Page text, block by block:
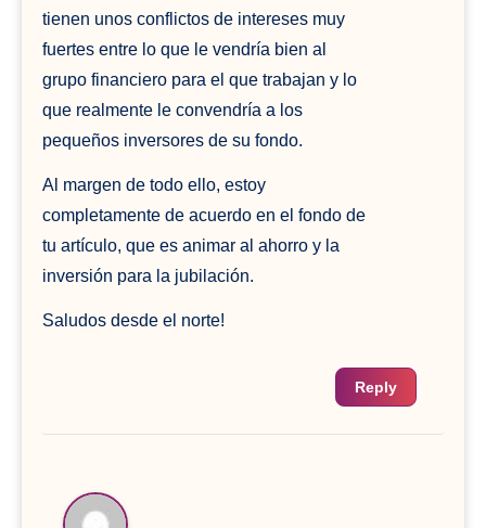
tienen unos conflictos de intereses muy
fuertes entre lo que le vendría bien al
grupo financiero para el que trabajan y lo
que realmente le convendría a los
pequeños inversores de su fondo.
Al margen de todo ello, estoy
completamente de acuerdo en el fondo de
tu artículo, que es animar al ahorro y la
inversión para la jubilación.
Saludos desde el norte!
Reply